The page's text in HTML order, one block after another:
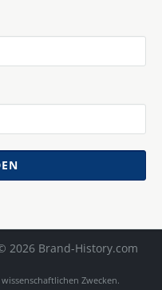
2026 Brand-History.com
Zwecken.